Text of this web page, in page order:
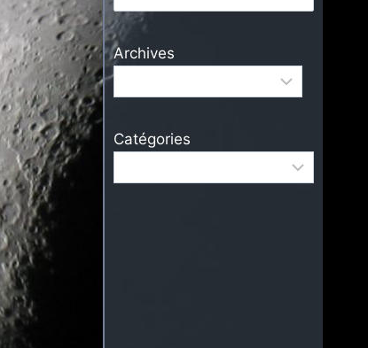
Archives
Catégories